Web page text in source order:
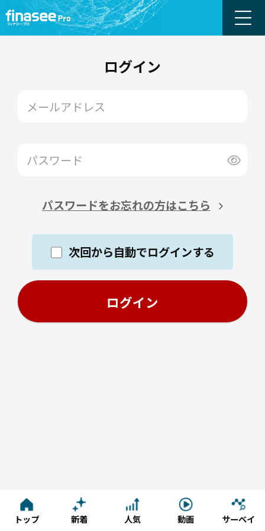
ログイン
パスワードをお忘れの方はこちら
次回から自動でログインする
トップ 新着 人気 動画 サーベイ